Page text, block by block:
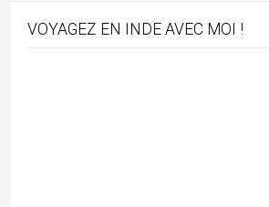
*indicates required